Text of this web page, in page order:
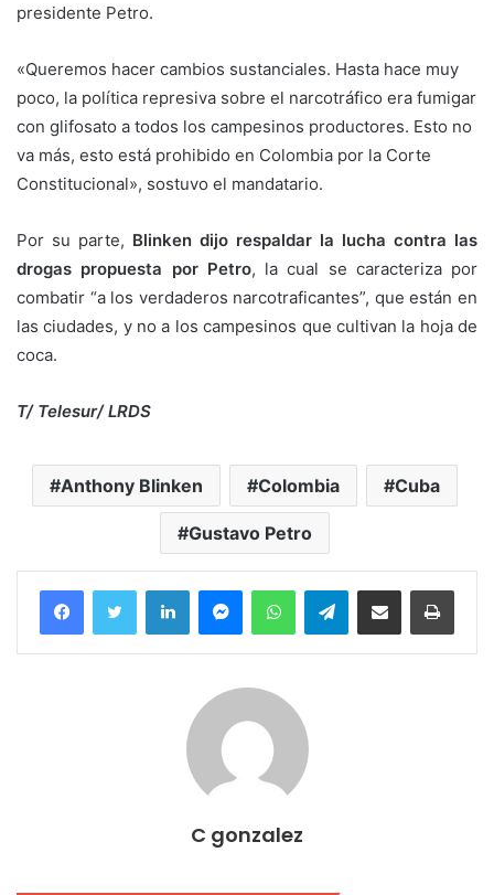
presidente Petro.
«Queremos hacer cambios sustanciales. Hasta hace muy
poco, la política represiva sobre el narcotráfico era fumigar
con glifosato a todos los campesinos productores. Esto no
va más, esto está prohibido en Colombia por la Corte
Constitucional», sostuvo el mandatario.
Por su parte, Blinken dijo respaldar la lucha contra las
drogas propuesta por Petro, la cual se caracteriza por
combatir “a los verdaderos narcotraficantes”, que están en
las ciudades, y no a los campesinos que cultivan la hoja de
coca.
T/ Telesur/ LRDS
Anthony Blinken Colombia Cuba
Gustavo Petro
FacebookTwitter LinkedInMessengerWhatsAppTelegramCompartir por correo electrónico
C gonzalez